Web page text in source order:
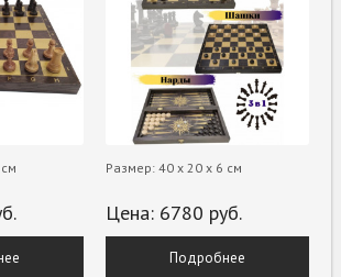
Размер: 40 х 20 х 6 см
Цена: 6780 руб.
Подробнее